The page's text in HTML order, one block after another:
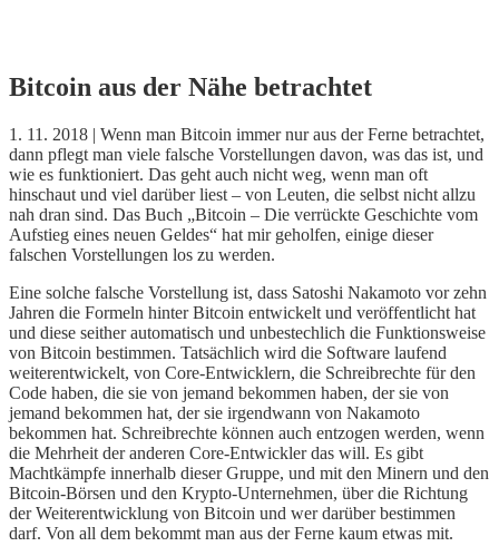
Skip
to
Bitcoin aus der Nähe betrachtet
1. 11. 2018 | Wenn man Bitcoin immer nur aus der Ferne betrachtet,
dann pflegt man viele falsche Vorstellungen davon, was das ist, und
wie es funktioniert. Das geht auch nicht weg, wenn man oft
hinschaut und viel darüber liest – von Leuten, die selbst nicht allzu
nah dran sind. Das Buch „Bitcoin – Die verrückte Geschichte vom
Aufstieg eines neuen Geldes“ hat mir geholfen, einige dieser
falschen Vorstellungen los zu werden.
Eine solche falsche Vorstellung ist, dass Satoshi Nakamoto vor zehn
Jahren die Formeln hinter Bitcoin entwickelt und veröffentlicht hat
und diese seither automatisch und unbestechlich die Funktionsweise
von Bitcoin bestimmen. Tatsächlich wird die Software laufend
weiterentwickelt, von Core-Entwicklern, die Schreibrechte für den
Code haben, die sie von jemand bekommen haben, der sie von
jemand bekommen hat, der sie irgendwann von Nakamoto
bekommen hat. Schreibrechte können auch entzogen werden, wenn
die Mehrheit der anderen Core-Entwickler das will. Es gibt
Machtkämpfe innerhalb dieser Gruppe, und mit den Minern und den
Bitcoin-Börsen und den Krypto-Unternehmen, über die Richtung
der Weiterentwicklung von Bitcoin und wer darüber bestimmen
darf. Von all dem bekommt man aus der Ferne kaum etwas mit.